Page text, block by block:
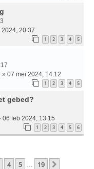
20:37
1 2 3 4 5
» 07 mei 2024, 14:12
1 2 3 4 5
gebed?
06 feb 2024, 13:15
1 2 3 4 5 6
19
4 5 19